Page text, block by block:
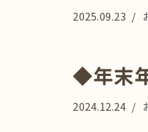
2025.09.23
◆年末
2024.12.24